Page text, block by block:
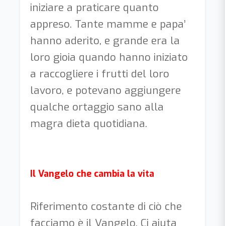
iniziare a praticare quanto
appreso. Tante mamme e papa’
hanno aderito, e grande era la
loro gioia quando hanno iniziato
a raccogliere i frutti del loro
lavoro, e potevano aggiungere
qualche ortaggio sano alla
magra dieta quotidiana.
Il Vangelo che cambia la vita
Riferimento costante di ciò che
facciamo è il Vangelo. Ci aiuta